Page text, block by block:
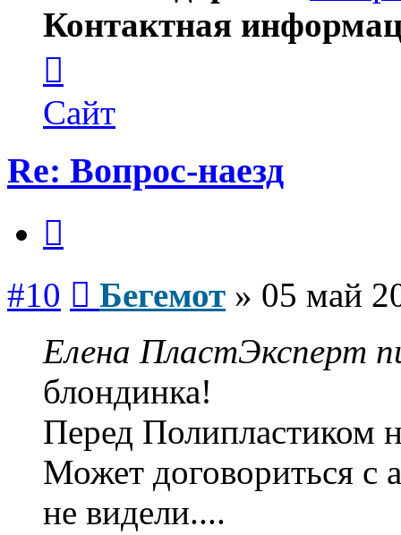
Контактная
пользователя
Бегемот
Сайт
Re: Вопрос-наезд
#10 Бегемот » 05 май
Елена ПластЭксперт
блондинка!
Перед Полипластиком
Может договориться с
не видели....